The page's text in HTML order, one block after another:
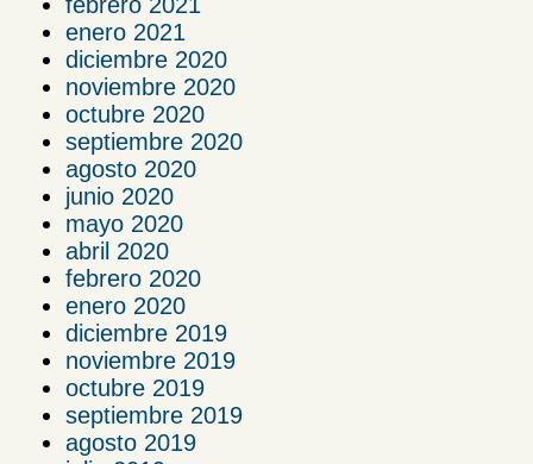
enero 2021
diciembre 2020
noviembre 2020
octubre 2020
septiembre 2020
agosto 2020
junio 2020
mayo 2020
abril 2020
febrero 2020
enero 2020
diciembre 2019
noviembre 2019
octubre 2019
septiembre 2019
agosto 2019